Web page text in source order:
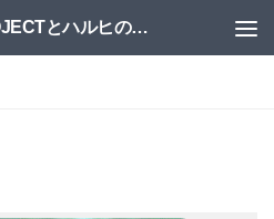
すてらーしぇる｜東方PROJECTとハルヒの二次創作サイト